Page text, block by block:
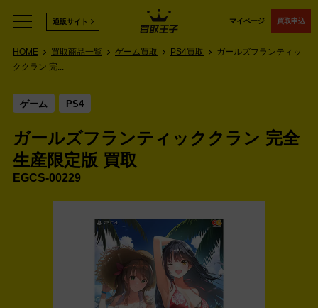
マイページ 買取申込
通販サイト
HOME 買取商品一覧 ゲーム買取 PS4買取
ガールズフランティッ
ククラン 完...
ゲーム PS4
ガールズフランティッククラン 完全
生産限定版 買取
EGCS-00229